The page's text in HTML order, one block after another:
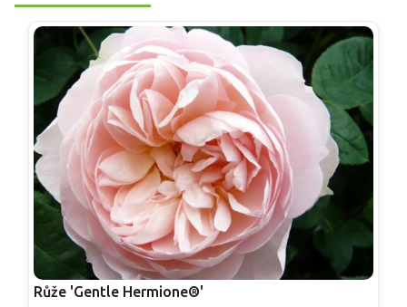
Růže 'Gentle Hermione®'